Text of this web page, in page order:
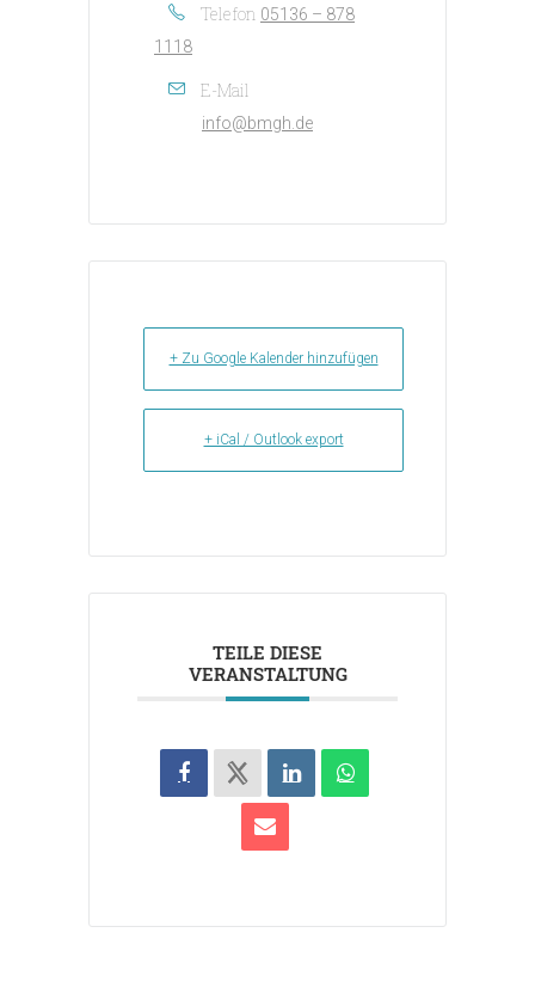
Telefon 05136 – 878
1118
E-Mail
info@bmgh.de
+ Zu Google Kalender hinzufügen
+ iCal / Outlook export
TEILE DIESE
VERANSTALTUNG